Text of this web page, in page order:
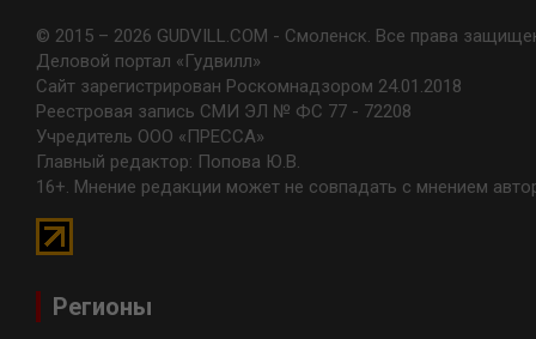
© 2015 – 2026 GUDVILL.COM - Смоленск. Все права
Деловой портал «Гудвилл»
Сайт зарегистрирован Роскомнадзором 24.01.2018
Реестровая запись СМИ ЭЛ № ФС 77 - 72208
Учредитель ООО «ПРЕССА»
Главный редактор: Попова Ю.В.
16+. Мнение редакции может не совпадать с мнением
Регионы